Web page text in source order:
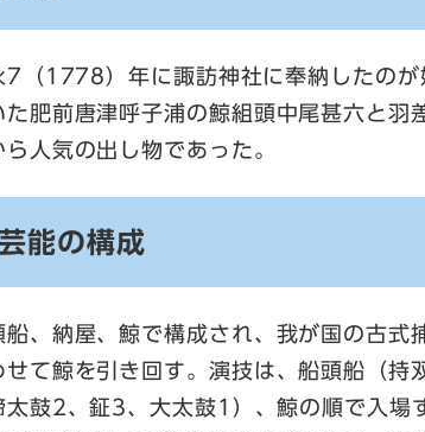
7（1778）年に諏訪神社に奉納したのが
た肥前唐津呼子浦の鯨組頭中尾甚六と羽
ら人気の出し物であった。
能の構成
船、納屋、鯨で構成され、我が国の古式
せて鯨を引き回す。演技は、船頭船（持
太鼓2、鉦3、大太鼓1）、鯨の順で入